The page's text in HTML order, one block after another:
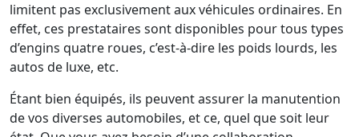
limitent pas exclusivement aux véhicules ordinaires. En
effet, ces prestataires sont disponibles pour tous types
d’engins quatre roues, c’est-à-dire les poids lourds, les
autos de luxe, etc.
Étant bien équipés, ils peuvent assurer la manutention
de vos diverses automobiles, et ce, quel que soit leur